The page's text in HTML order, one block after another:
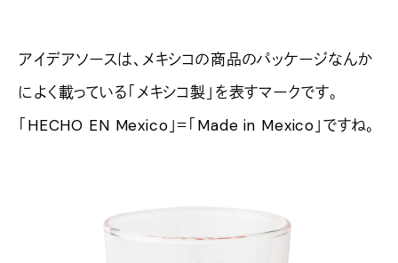
アイデアソースは、メキシコの商品のパッケージなんか
によく載っている「メキシコ製」を表すマークです。
「HECHO EN Mexico」＝「Made in Mexico」ですね。